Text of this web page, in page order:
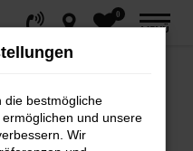
0
MENÜ
die bestmögliche
und unsere
Wir